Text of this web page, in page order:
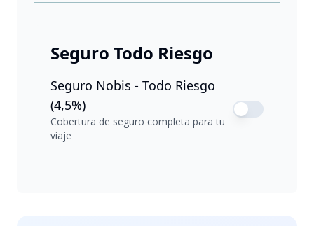
Seguro Todo Riesgo
Seguro Nobis - Todo Riesgo
(4,5%)
Cobertura de seguro completa para tu
viaje